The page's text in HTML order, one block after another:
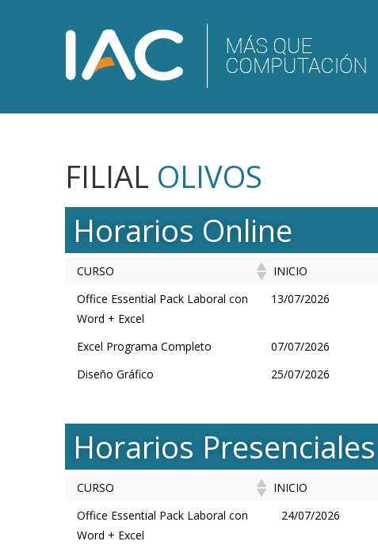
FILIAL OLIVOS
Horarios Online
CURSO INICIO
CURSO
INICIO
Office Essential Pack Laboral con
Word + Excel
13/07/2026
Excel Programa Completo 07/07/2026
Diseño Gráfico
25/07/2026
Horarios Presenciales
CURSO INICIO
CURSO
INICIO
Office Essential Pack Laboral con
Word + Excel
24/07/2026